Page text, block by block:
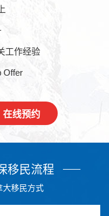
工作经验
Offer
在线预约
移民流程
大移民方式